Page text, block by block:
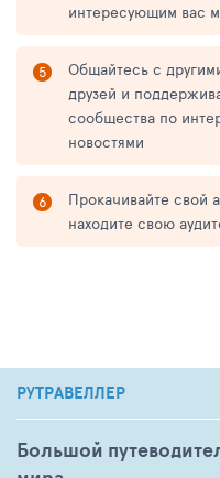
интересующим вас
Общайтесь с
друзей и
сообщества по
новостями
Прокачивайте свой
находите свою
РУТРАВЕЛЛЕР
Большой